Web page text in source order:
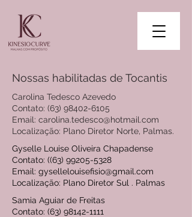
Nossas habilitadas de Tocantis
Carolina Tedesco Azevedo
Contato: (63) 98402-6105
Email: carolina.tedesco@hotmail.com
Localização: Plano Diretor Norte, Palmas.
Gyselle Louise Oliveira Chapadense
Contato: ((63) 99205-5328
Email: gysellelouisefisio@gmail.com
Localização: Plano Diretor Sul . Palmas
Samia Aguiar de Freitas
Contato: (63) 98142-1111